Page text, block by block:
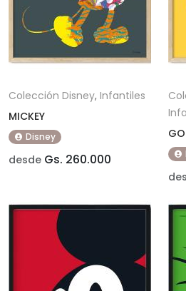
Colección Disney, Infantiles
MICKEY
Disney
desde Gs. 260.000